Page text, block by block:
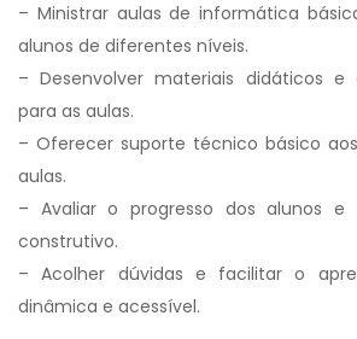
– Ministrar aulas de informática
alunos de diferentes níveis.
– Desenvolver materiais didáticos e
para as aulas.
– Oferecer suporte técnico básico
aulas.
– Avaliar o progresso dos alunos e
construtivo.
– Acolher dúvidas e facilitar o
dinâmica e acessível.